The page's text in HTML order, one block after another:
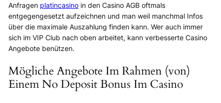
Anfragen platincasinoin den Casino AGB oftmals
entgegengesetzt aufzeichnen und man weil manchmal Infos
über die maximale Auszahlung finden kann. Wer auch immer
sich im VIP Club nach oben arbeitet, kann verbesserte Casino
Angebote benützen.
Mögliche Angebote Im Rahmen (von)
Einem No Deposit Bonus Im Casino